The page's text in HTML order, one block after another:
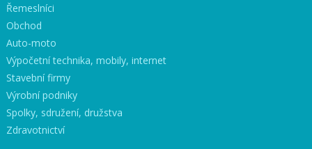
Řemeslníci
Obchod
Auto-moto
Výpočetní technika, mobily, internet
Stavební firmy
Výrobní podniky
Spolky, sdružení, družstva
Zdravotnictví